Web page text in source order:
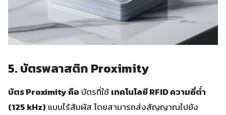
5. บัตรพลาสติก Proximity
บัตร Proximityคือบัตรที่ใช้เทคโนโลยี RFID ความถี่ต่ำ
(125 kHz)แบบไร้สัมผัส โดยสามารถส่งสัญญาณไปยัง